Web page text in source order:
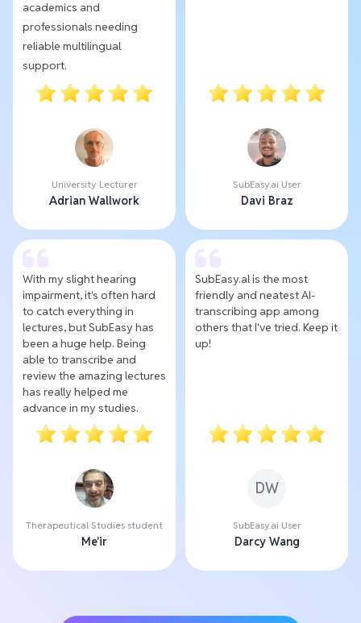
academics and
professionals needing
reliable multilingual
support.
University Lecturer
Adrian Wallwork
SubEasy.ai User
Davi Braz
With my slight hearing
impairment, it's often hard
to catch everything in
lectures, but SubEasy has
been a huge help. Being
able to transcribe and
review the amazing lectures
has really helped me
advance in my studies.
Therapeutical Studies student
Me'ir
SubEasy.al is the most
friendly and neatest AI-
transcribing app among
others that I've tried. Keep it
up!
DW
SubEasy.ai User
Darcy Wang